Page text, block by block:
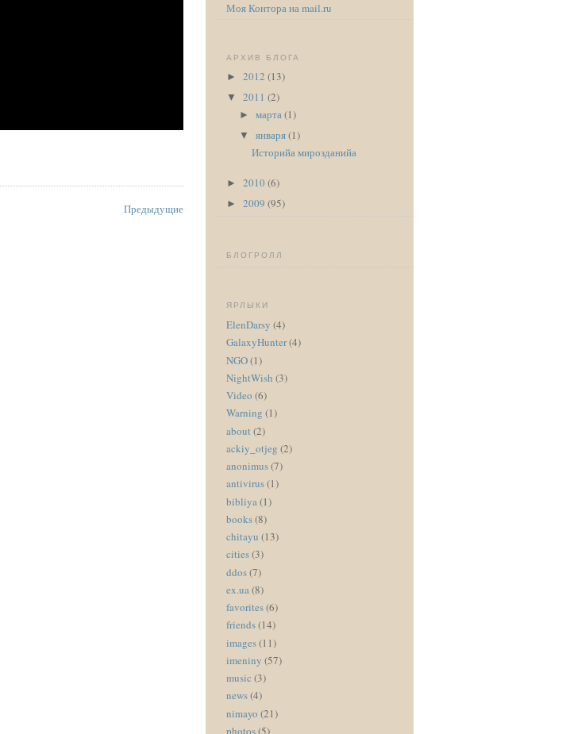
Предыдущие
Моя Контора на mail.ru
АРХИВ БЛОГА
► 2012 (13)
▼ 2011 (2)
► марта(1)
▼ января(1)
Историйа мирозданийа
► 2010 (6)
► 2009 (95)
БЛОГРОЛЛ
ЯРЛЫКИ
ElenDarsy (4)
GalaxyHunter(4)
NGO(1)
NightWish (3)
Video (6)
Warning (1)
about (2)
ackiy_otjeg (2)
anonimus(7)
antivirus(1)
bibliya (1)
books(8)
chitayu (13)
cities(3)
ddos(7)
ex.ua(8)
favorites(6)
friends(14)
images(11)
imeniny (57)
music (3)
news(4)
nimayo (21)
photos(5)